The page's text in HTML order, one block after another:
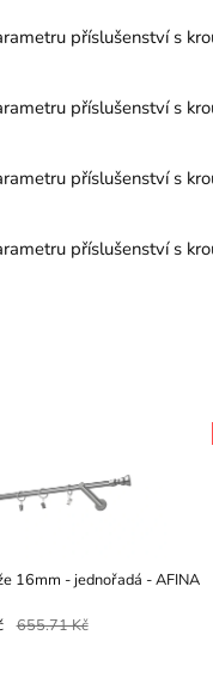
příslušenství s
příslušenství s
příslušenství s
příslušenství s
16mm - jednořadá - AFINA
655.71 Kč